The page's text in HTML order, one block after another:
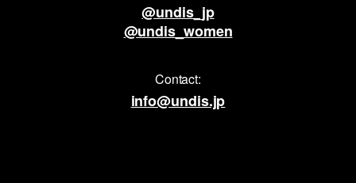
@undis_jp
@undis_women
Contact:
info@undis.jp